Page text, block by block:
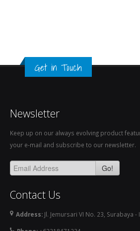
Get in Touch
Newsletter
Keep up on our always evolving product
your e-mail and subscribe to our newsletter.
Go!
Contact Us
Address: Jl. Jemursari VI No. 23, Surabaya -